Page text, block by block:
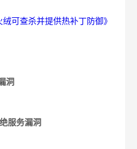
绒可查杀并提供热补丁防御》
洞
服务漏洞